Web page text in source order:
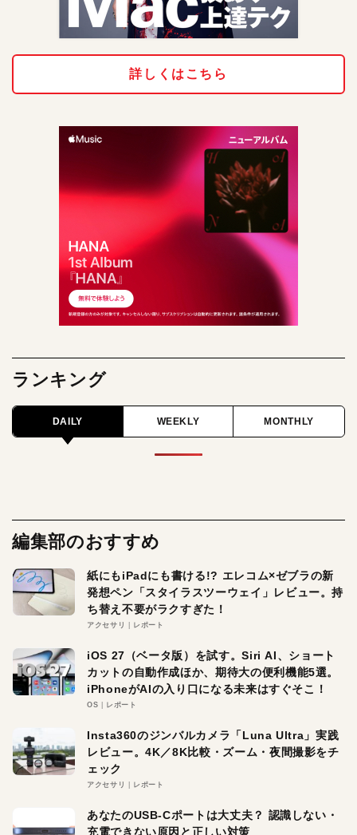
詳しくはこちら
ランキング
DAILY WEEKLY MONTHLY
編集部のおすすめ
紙にもiPadにも書ける!? エレコム×ゼブラの新
発想ペン「スタイラスツーウェイ」レビュー。持
ち替え不要がラクすぎた！
アクセサリ レポート
iOS 27（ベータ版）を試す。Siri AI、ショート
カットの自動作成ほか、期待大の便利機能5選。
iPhoneがAIの入り口になる未来はすぐそこ！
OS レポート
Insta360のジンバルカメラ「Luna Ultra」実践
レビュー。4K／8K比較・ズーム・夜間撮影をチ
ェック
アクセサリ レポート
あなたのUSB-Cポートは大丈夫？ 認識しない・
充電できない原因と正しい対策